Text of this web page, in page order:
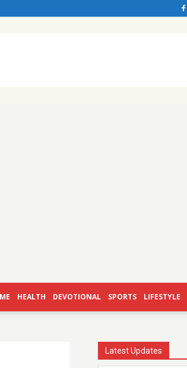
HEALTH DEVOTIONAL SPORTS LIFESTYLE
Latest Updates